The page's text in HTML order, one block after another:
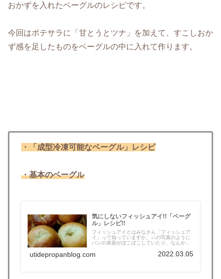
おかずを入れたベーグルのレシピです。
今回はポテサラに「甘とうとツナ」を加えて、すこしおか
ず感を足したものをベーグルの中に入れて作ります。
・「成型冷凍可能なベーグル」レシピ
・基本のベーグル
気にしないフィッシュアイ!!「ベーグ
ル」レシピ!!
フィッシュアイとはみなさん「フィッシュア
イ」って知っていますか。↓↓の写真のように
パンの表面がぼこぼこしていたり、なんか...
utidepropanblog.com 2022.03.05